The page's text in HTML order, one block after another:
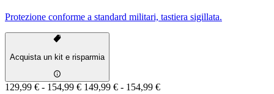
Protezione conforme a standard militari, tastiera sigillata.
Acquista un kit e risparmia
129,99 € - 154,99 € 149,99 € - 154,99 €